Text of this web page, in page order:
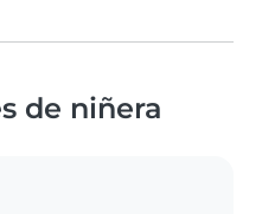
de niñera